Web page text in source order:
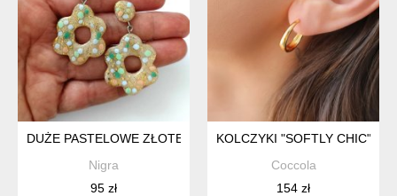
DUŻE PASTELOWE ZŁOTE KOLOROWE KOLCZYKI KWIATY
Nigra
95 zł
KOLCZYKI "SOFTLY CHIC"
Coccola
154 zł